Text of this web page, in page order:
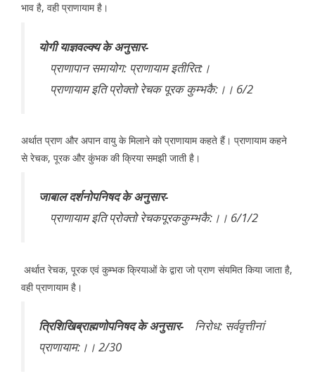
भाव है, वही प्राणायाम है।
योगी याज्ञवल्क्य के अनुसार-
प्राणापान समायोग: प्राणायाम इतीरित:।
प्राणायाम इति प्रोक्तो रेचक पूरक कुम्भकै:।। 6/2
अर्थात प्राण और अपान वायु के मिलाने को प्राणायाम कहते हैं। प्राणायाम कहने
से रेचक, पूरक और कुंभक की क्रिया समझी जाती है।
जाबाल दर्शनोपनिषद के अनुसार-
प्राणायाम इति प्रोक्तो रेचकपूरककुम्भकै:।। 6/1/2
अर्थात रेचक, पूरक एवं कुम्भक क्रियाओं के द्वारा जो प्राण संयमित किया जाता है,
वही प्राणायाम है।
त्रिशिखिब्राह्मणोपनिषद के अनुसार-
निरोध: सर्ववृत्तीनां
प्राणायाम:।। 2/30